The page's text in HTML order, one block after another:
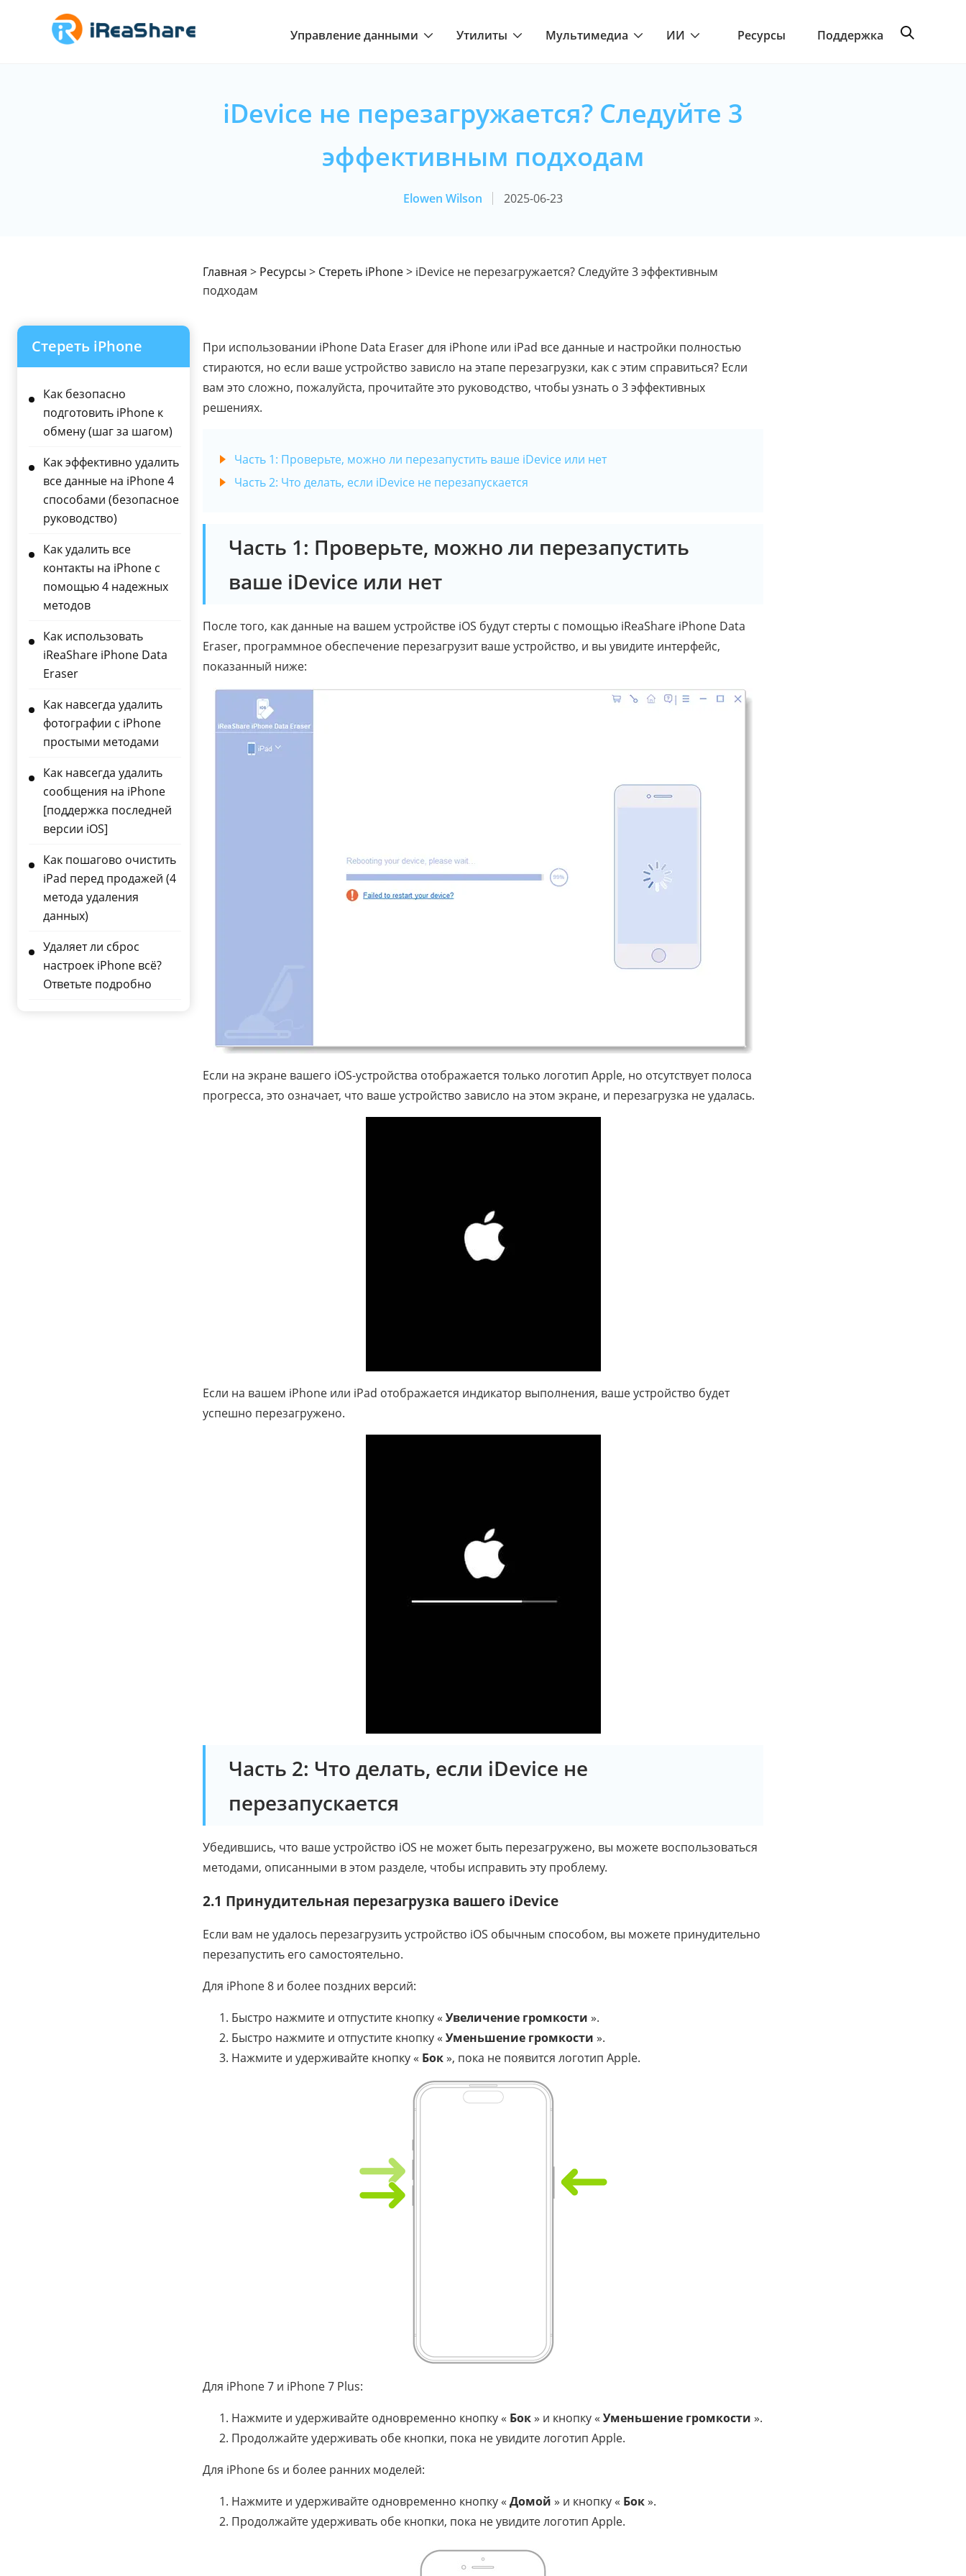
Управление данными Утилиты Мультимедиа ИИ Ресурсы Поддержка
iDevice не перезагружается? Следуйте 3
эффективным подходам
Elowen Wilson 2025-06-23
Главная > Ресурсы > Стереть iPhone> iDevice не перезагружается? Следуйте 3 эффективным
подходам
Стереть iPhone
Как безопасно
подготовить iPhone к
обмену (шаг за шагом)
Как эффективно удалить
все данные на iPhone 4
способами (безопасное
руководство)
Как удалить все
контакты на iPhone с
помощью 4 надежных
методов
Как использовать
iReaShare iPhone Data
Eraser
Как навсегда удалить
фотографии с iPhone
простыми методами
Как навсегда удалить
сообщения на iPhone
[поддержка последней
версии iOS]
Как пошагово очистить
iPad перед продажей (4
метода удаления
данных)
Удаляет ли сброс
настроек iPhone всё?
Ответьте подробно
При использовании iPhone Data Eraser для iPhone или iPad все данные и настройки полностью
стираются, но если ваше устройство зависло на этапе перезагрузки, как с этим справиться? Если
вам это сложно, пожалуйста, прочитайте это руководство, чтобы узнать о 3 эффективных
решениях.
Часть 1: Проверьте, можно ли перезапустить ваше iDevice или нет
Часть 2: Что делать, если iDevice не перезапускается
Часть 1: Проверьте, можно ли перезапустить
ваше iDevice или нет
После того, как данные на вашем устройстве iOS будут стерты с помощью iReaShare iPhone Data
Eraser, программное обеспечение перезагрузит ваше устройство, и вы увидите интерфейс,
показанный ниже:
Если на экране вашего iOS-устройства отображается только логотип Apple, но отсутствует полоса
прогресса, это означает, что ваше устройство зависло на этом экране, и перезагрузка не удалась.
Если на вашем iPhone или iPad отображается индикатор выполнения, ваше устройство будет
успешно перезагружено.
Часть 2: Что делать, если iDevice не
перезапускается
Убедившись, что ваше устройство iOS не может быть перезагружено, вы можете воспользоваться
методами, описанными в этом разделе, чтобы исправить эту проблему.
2.1 Принудительная перезагрузка вашего iDevice
Если вам не удалось перезагрузить устройство iOS обычным способом, вы можете принудительно
перезапустить его самостоятельно.
Для iPhone 8 и более поздних версий:
Быстро нажмите и отпустите кнопку « Увеличение громкости ».
Быстро нажмите и отпустите кнопку « Уменьшение громкости ».
Нажмите и удерживайте кнопку « Бок», пока не появится логотип Apple.
Для iPhone 7 и iPhone 7 Plus:
Нажмите и удерживайте одновременно кнопку « Бок» и кнопку « Уменьшение громкости ».
Продолжайте удерживать обе кнопки, пока не увидите логотип Apple.
Для iPhone 6s и более ранних моделей:
Нажмите и удерживайте одновременно кнопку « Домой » и кнопку « Бок».
Продолжайте удерживать обе кнопки, пока не увидите логотип Apple.